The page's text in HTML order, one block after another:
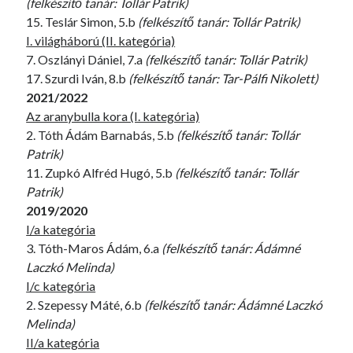
15. Teslár Simon, 5.b (felkészítő tanár: Tollár Patrik)
I. világháború (II. kategória)
7. Oszlányi Dániel, 7.a (felkészítő tanár: Tollár Patrik)
17. Szurdi Iván, 8.b (felkészítő tanár: Tar-Pálfi Nikolett)
2021/2022
Az aranybulla kora (I. kategória)
2. Tóth Ádám Barnabás, 5.b (felkészítő tanár: Tollár
Patrik)
11. Zupkó Alfréd Hugó, 5.b (felkészítő tanár: Tollár
Patrik)
2019/2020
I/a kategória
3. Tóth-Maros Ádám, 6.a (felkészítő tanár: Ádámné
Laczkó Melinda)
I/c kategória
2. Szepessy Máté, 6.b (felkészítő tanár: Ádámné Laczkó
Melinda)
II/a kategória